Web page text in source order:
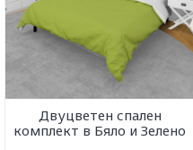
Двуцветен спален
комплект в Бяло и Зелено